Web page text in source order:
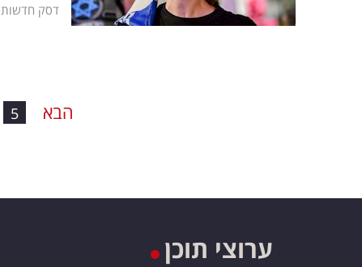
דסק חדשות
5 הבא
ערוצי תוכן